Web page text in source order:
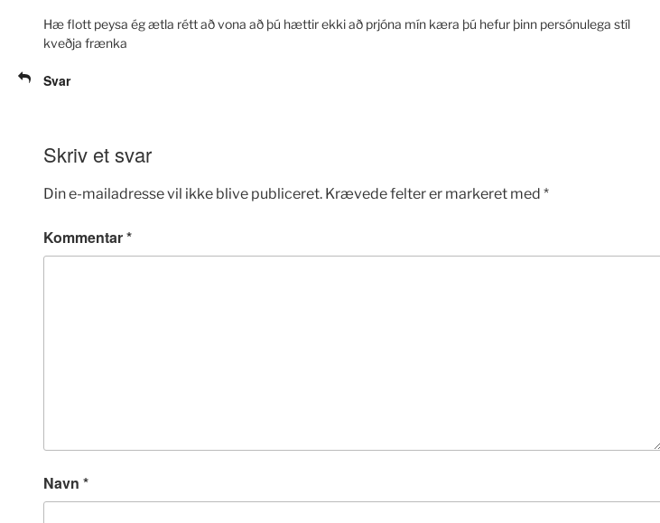
Hæ flott peysa ég ætla rétt að vona að þú hættir ekki að prjóna mín kæra þú hefur þinn persónulega stíl
kveðja frænka
Svar
Skriv et svar
Din e-mailadresse vil ikke blive publiceret. Krævede felter er markeret med *
Kommentar*
Navn *